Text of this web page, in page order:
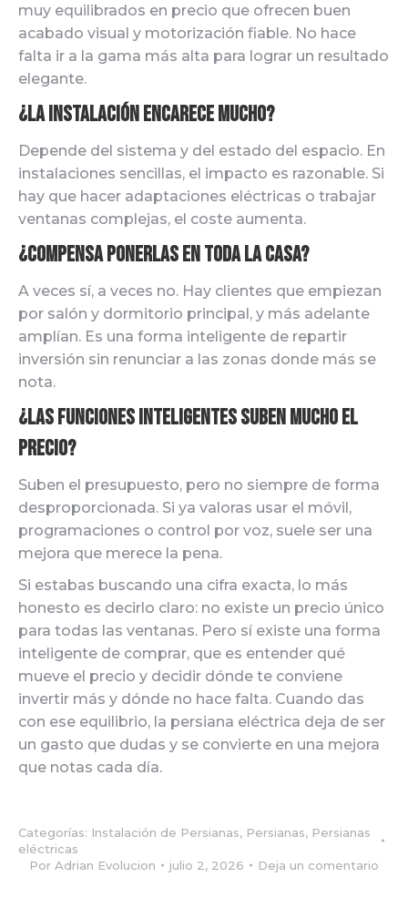
muy equilibrados en precio que ofrecen buen
acabado visual y motorización fiable. No hace
falta ir a la gama más alta para lograr un resultado
elegante.
¿La instalación encarece mucho?
Depende del sistema y del estado del espacio. En
instalaciones sencillas, el impacto es razonable. Si
hay que hacer adaptaciones eléctricas o trabajar
ventanas complejas, el coste aumenta.
¿Compensa ponerlas en toda la casa?
A veces sí, a veces no. Hay clientes que empiezan
por salón y dormitorio principal, y más adelante
amplían. Es una forma inteligente de repartir
inversión sin renunciar a las zonas donde más se
nota.
¿Las funciones inteligentes suben mucho el
precio?
Suben el presupuesto, pero no siempre de forma
desproporcionada. Si ya valoras usar el móvil,
programaciones o control por voz, suele ser una
mejora que merece la pena.
Si estabas buscando una cifra exacta, lo más
honesto es decirlo claro: no existe un precio único
para todas las ventanas. Pero sí existe una forma
inteligente de comprar, que es entender qué
mueve el precio y decidir dónde te conviene
invertir más y dónde no hace falta. Cuando das
con ese equilibrio, la persiana eléctrica deja de ser
un gasto que dudas y se convierte en una mejora
que notas cada día.
Categorías: Instalación de Persianas, Persianas, Persianas
eléctricas
Por Adrian Evolucion julio 2, 2026 Deja un comentario